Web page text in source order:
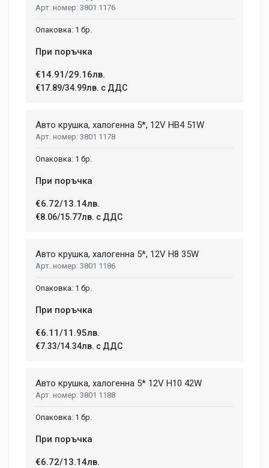
Post Your Review3801 1176
1 бр.
При поръчка
€14.91/29.16лв.
€17.89/34.99лв. с ДДС
Авто крушка, халогенна 5*, 12V HB4 51W
3801 1178
1 бр.
При поръчка
€6.72/13.14лв.
€8.06/15.77лв. с ДДС
Авто крушка, халогенна 5*, 12V H8 35W
3801 1186
1 бр.
При поръчка
€6.11/11.95лв.
€7.33/14.34лв. с ДДС
Авто крушка, халогенна 5* 12V H10 42W
3801 1188
1 бр.
При поръчка
€6.72/13.14лв.